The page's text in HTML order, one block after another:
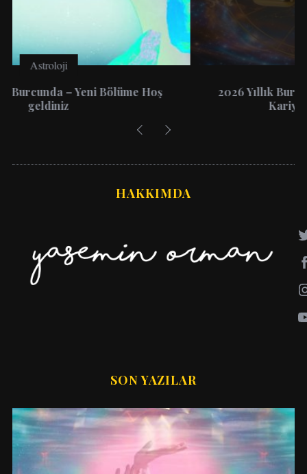
Astroloji
2026 Yıllık Burç Yorumları: 12 Burç İçin Aşk,
HAKKIMDA
SON YAZILAR